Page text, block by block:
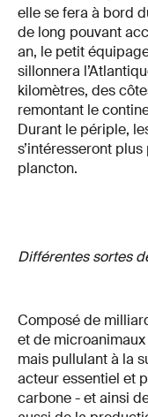
elle se fera à bord
de long pouvant
an, le petit
sillonnera
kilomètres, des
remontant le
Durant le périple,
s’intéresseront
plancton.
Différentes sortes
Composé de
et de
mais pullulant à la
acteur essentiel et
carbone - et ainsi